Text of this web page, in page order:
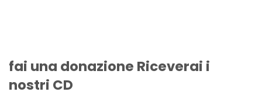
fai una donazione Riceverai i
nostri CD